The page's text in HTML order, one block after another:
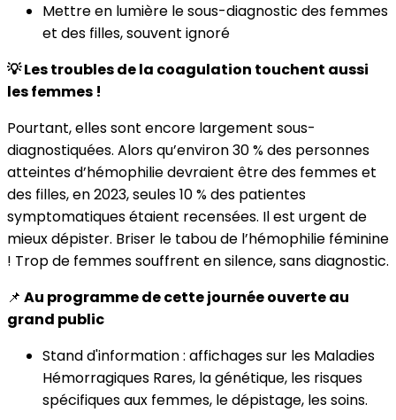
Mettre en lumière le sous-diagnostic des femmes
et des filles, souvent ignoré
💡 Les troubles de la coagulation touchent aussi
les femmes !
Pourtant, elles sont encore largement sous-
diagnostiquées. Alors qu’environ 30 % des personnes
atteintes d’hémophilie devraient être des femmes et
des filles, en 2023, seules 10 % des patientes
symptomatiques étaient recensées. Il est urgent de
mieux dépister. Briser le tabou de l’hémophilie féminine
! Trop de femmes souffrent en silence, sans diagnostic.
📌 Au programme de cette journée ouverte au
grand public
Stand d'information : affichages sur les Maladies
Hémorragiques Rares, la génétique, les risques
spécifiques aux femmes, le dépistage, les soins.